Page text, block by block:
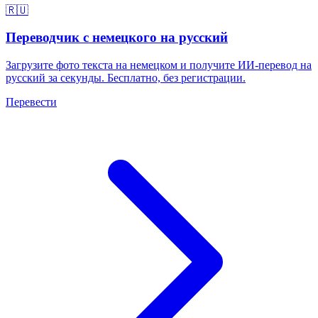
🇷🇺
Переводчик с немецкого на русский
Загрузите фото текста на немецком и получите ИИ-перевод на
русский за секунды. Бесплатно, без регистрации.
Перевести